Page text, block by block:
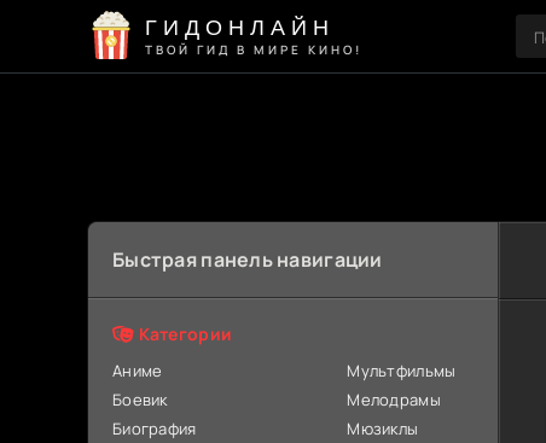
ГИДОНЛАЙН
ТВОЙ ГИД В МИРЕ КИНО!
Быстрая панель навигации
Категории
Аниме
Боевик
Биография
Мультфильмы
Мелодрамы
Мюзиклы